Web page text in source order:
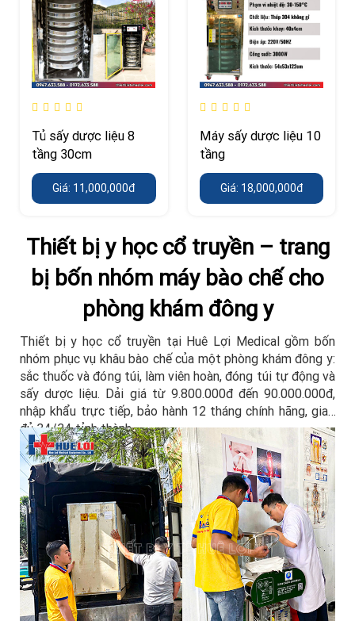
Tủ sấy dược liệu 8
tầng 30cm
Giá: 11,000,000đ
Máy sấy dược liệu 10
tầng
Giá: 18,000,000đ
Thiết bị y học cổ truyền – trang
bị bốn nhóm máy bào chế cho
phòng khám đông y
Thiết bị y học cổ truyền tại Huê Lợi Medical gồm bốn
nhóm phục vụ khâu bào chế của một phòng khám đông y:
sắc thuốc và đóng túi, làm viên hoàn, đóng túi tự động và
sấy dược liệu. Dải giá từ 9.800.000đ đến 90.000.000đ,
nhập khẩu trực tiếp, bảo hành 12 tháng chính hãng, giao
đủ 34/34 tỉnh thành.